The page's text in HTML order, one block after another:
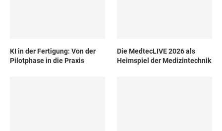
KI in der Fertigung: Von der
Pilotphase in die Praxis
Die MedtecLIVE 2026 als
Heimspiel der Medizintechnik